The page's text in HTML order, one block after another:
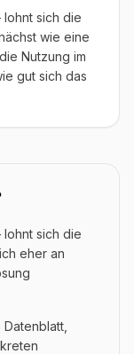
lohnt sich die
wie eine
Nutzung im
gut sich das
lohnt sich die
eher an